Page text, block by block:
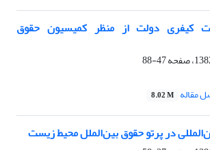
کیفری‌ دولت‌ از منظر کمیسیون‌ حقوق
47-88
مقاله 8.02 M
در پرتو حقوق بین‌الملل‌ محیط‌ زیست